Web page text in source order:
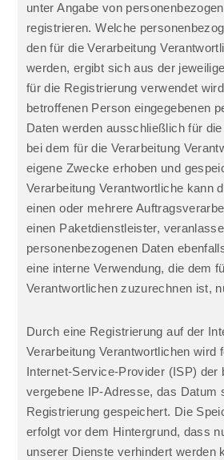
unter Angabe von
registrieren. Welche
den für die Verarbeitung
werden, ergibt sich aus der
für die Registrierung verwendet
betroffenen Person eingegebenen
Daten werden ausschließlich für
bei dem für die Verarbeitung
eigene Zwecke erhoben und
Verarbeitung Verantwortliche kann
einen oder mehrere
einen Paketdienstleister,
personenbezogenen Daten
eine interne Verwendung, die dem
Verantwortlichen zuzurechnen ist,
Durch eine Registrierung auf der
Verarbeitung Verantwortlichen wird
Internet-Service-Provider (ISP) der
vergebene IP-Adresse, das Datum
Registrierung gespeichert. Die
erfolgt vor dem Hintergrund, dass
unserer Dienste verhindert werden